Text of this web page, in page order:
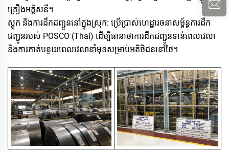
គ្រឿងអគ្គិសនី។
ស្តុក និង​ការ​ដឹក​ជញ្ជូន​នៅ​ក្នុង​ស្រុក: ប្រើប្រាស់ហេដ្ឋារចនាសម្ព័ន្ធការដឹក
ជញ្ជូនរបស់ POSCO (Thai) ដើម្បីធានាថា​ការ​ដឹក​ជញ្ជូន​ទាន់​ពេលវេលា
និងការកាត់បន្ថយ​ពេលវេលា​នាំ​មុខ​សម្រាប់​អតិថិជន​នៅ​ថៃ។